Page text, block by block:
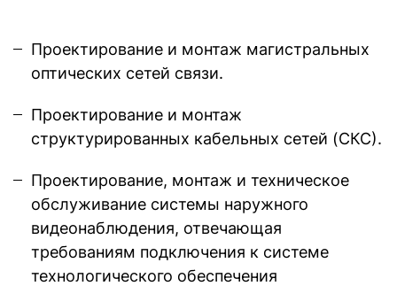
Проектирование и монтаж магистральных
оптических сетей связи.
Проектирование и монтаж
структурированных кабельных сетей (СКС).
Проектирование, монтаж и техническое
обслуживание системы наружного
видеонаблюдения, отвечающая
требованиям подключения к системе
технологического обеспечения